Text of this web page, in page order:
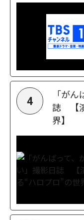
4
「が
誌 【
界】